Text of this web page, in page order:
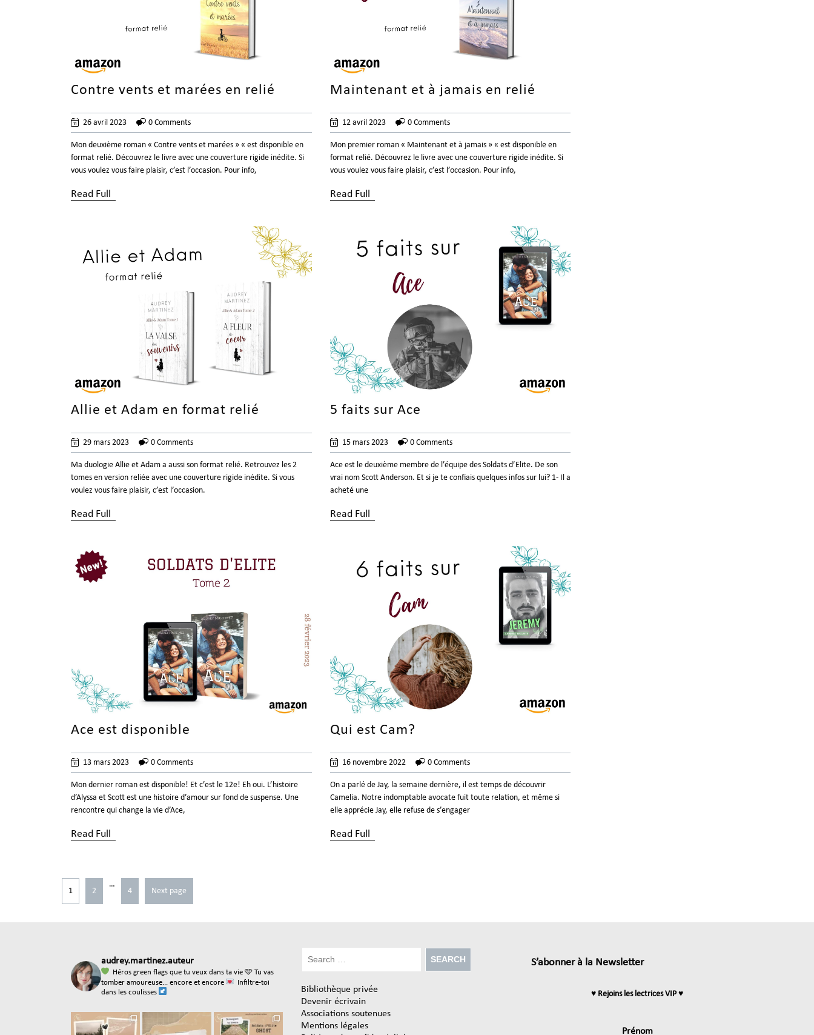
Contre vents et marées en relié
26 avril 2023 0 Comments
Mon deuxième roman « Contre vents et marées » « est disponible en
format relié. Découvrez le livre avec une couverture rigide inédite. Si
vous voulez vous faire plaisir, c’est l’occasion. Pour info,
Read Full
Maintenant et à jamais en relié
12 avril 2023 0 Comments
Mon premier roman « Maintenant et à jamais » « est disponible en
format relié. Découvrez le livre avec une couverture rigide inédite. Si
vous voulez vous faire plaisir, c’est l’occasion. Pour info,
Read Full
Allie et Adam en format relié
29 mars 2023 0 Comments
Ma duologie Allie et Adam a aussi son format relié. Retrouvez les 2
tomes en version reliée avec une couverture rigide inédite. Si vous
voulez vous faire plaisir, c’est l’occasion.
Read Full
5 faits sur Ace
15 mars 2023 0 Comments
Ace est le deuxième membre de l’équipe des Soldats d’Elite. De son
vrai nom Scott Anderson. Et si je te confiais quelques infos sur lui? 1- Il a
acheté une
Read Full
Ace est disponible
13 mars 2023 0 Comments
Mon dernier roman est disponible! Et c’est le 12e! Eh oui. L’histoire
d’Alyssa et Scott est une histoire d’amour sur fond de suspense. Une
rencontre qui change la vie d’Ace,
Read Full
Qui est Cam?
16 novembre 2022 0 Comments
On a parlé de Jay, la semaine dernière, il est temps de découvrir
Camelia. Notre indomptable avocate fuit toute relation, et même si
elle apprécie Jay, elle refuse de s’engager
Read Full
1 2
…
4 Next page
audrey.martinez.auteur
Héros green flags que tu veux dans ta vie 🩵 Tu vas
tomber amoureuse... encore et encore
Infiltre-toi
dans les coulisses
Bibliothèque privée
Devenir écrivain
Associations soutenues
Mentions légales
S’abonner à la Newsletter
♥ Rejoins les lectrices VIP ♥
Prénom